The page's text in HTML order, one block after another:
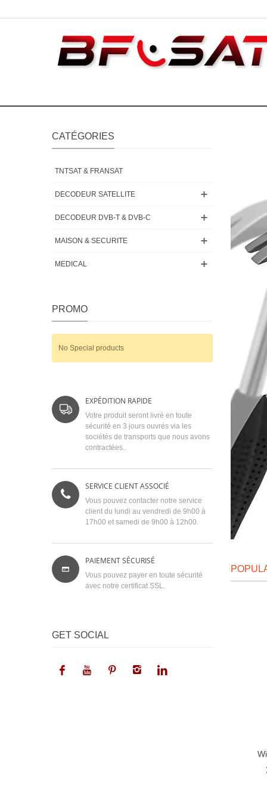
CATÉGORIES
TNTSAT & FRANSAT
DECODEUR SATELLITE
DECODEUR DVB-T & DVB-C
MAISON & SECURITE
MEDICAL
PROMO
No Special products
EXPÉDITION RAPIDE
Votre produit seront livré en toute
sécurité en 3 jours ouvrés via les
sociétés de transports que nous avons
contractées..
SERVICE CLIENT ASSOCIÉ
Vous pouvez contacter notre service
client du lundi au vendredi de 9h00 à
17h00 et samedi de 9h00 à 12h00.
PAIEMENT SÉCURISÉ
Vous pouvez payer en toute sécurité
avec notre certificat SSL.
GET SOCIAL